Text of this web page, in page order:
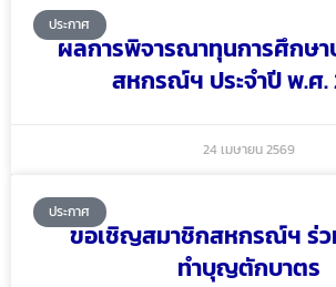
ประกาศ
ผลการพิจารณาทุนการศึกษ
สหกรณ์ฯ ประจำปี พ.ศ.
24 เมษายน 2569
ประกาศ
ขอเชิญสมาชิกสหกรณ์ฯ ร่
ทำบุญตักบาตร